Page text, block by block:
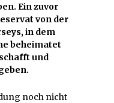
Ein zuvor
von der
in dem
beheimatet
und
noch nicht